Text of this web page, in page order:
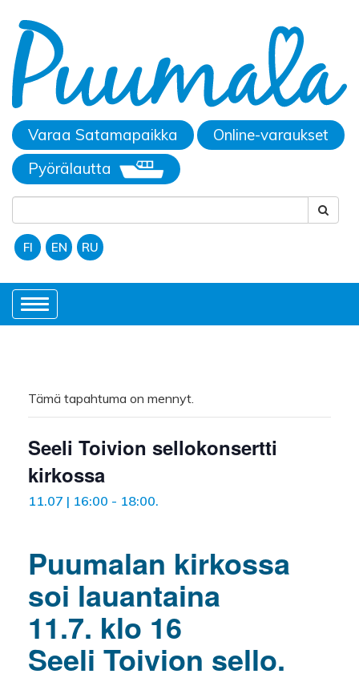
Varaa Satamapaikka
Online-varaukset
Pyörälautta
FI EN RU
Toggle
navigation
Tämä tapahtuma on mennyt.
Seeli Toivion sellokonsertti
kirkossa
11.07 | 16:00 - 18:00.
Puumalan kirkossa
soi lauantaina
11.7. klo 16
Seeli Toivion sello.